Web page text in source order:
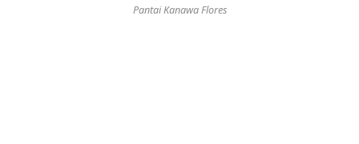
Pantai Kanawa Flores